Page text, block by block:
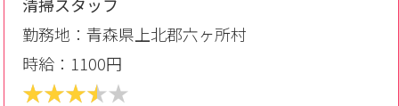
勤務地：青森県上北郡六ヶ所村
時給：1100円